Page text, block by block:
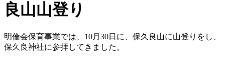
良山山登り
明倫会保育事業では、10月30日に、保久良山に山登りをし、
保久良神社に参拝してきました。